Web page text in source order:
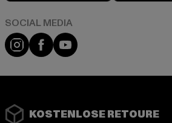
Instagram
FacebookYouTube
KOSTENLOSE RETOURE